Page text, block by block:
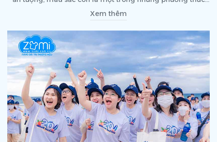
để thể hiện ý nghĩa và cá tính của đồng phục. Hãy cùng
điểm qua ý nghĩa màu áo thun đồng phục cho từng ngành
nghề dưới đây nhé!
Xem thêm